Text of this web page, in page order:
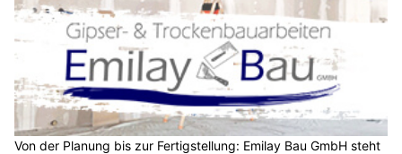
Von der Planung bis zur Fertigstellung: Emilay Bau GmbH steht